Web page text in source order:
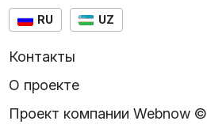
RU UZ
Контакты
О проекте
Проект компании Webnow ©